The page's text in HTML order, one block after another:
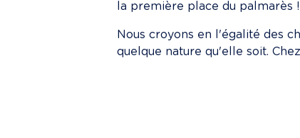
la première place du palmarès !
Nous croyons en l'égalité des
quelque nature qu'elle soit. Chez